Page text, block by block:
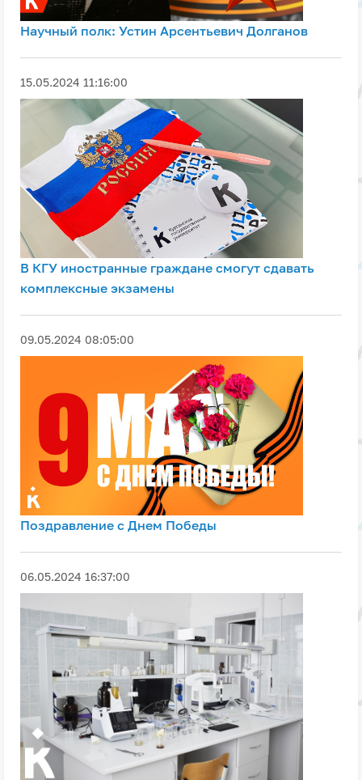
Научный полк: Устин Арсентьевич Долганов
15.05.2024 11:16:00
В КГУ иностранные граждане смогут сдавать
комплексные экзамены
09.05.2024 08:05:00
Поздравление с Днем Победы
06.05.2024 16:37:00